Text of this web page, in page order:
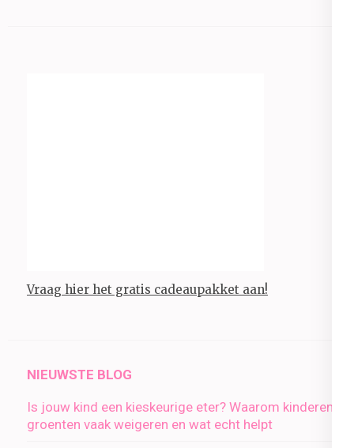
Vraag hier het gratis cadeaupakket aan!
NIEUWSTE BLOG
Is jouw kind een kieskeurige eter? Waarom kinderen
groenten vaak weigeren en wat echt helpt